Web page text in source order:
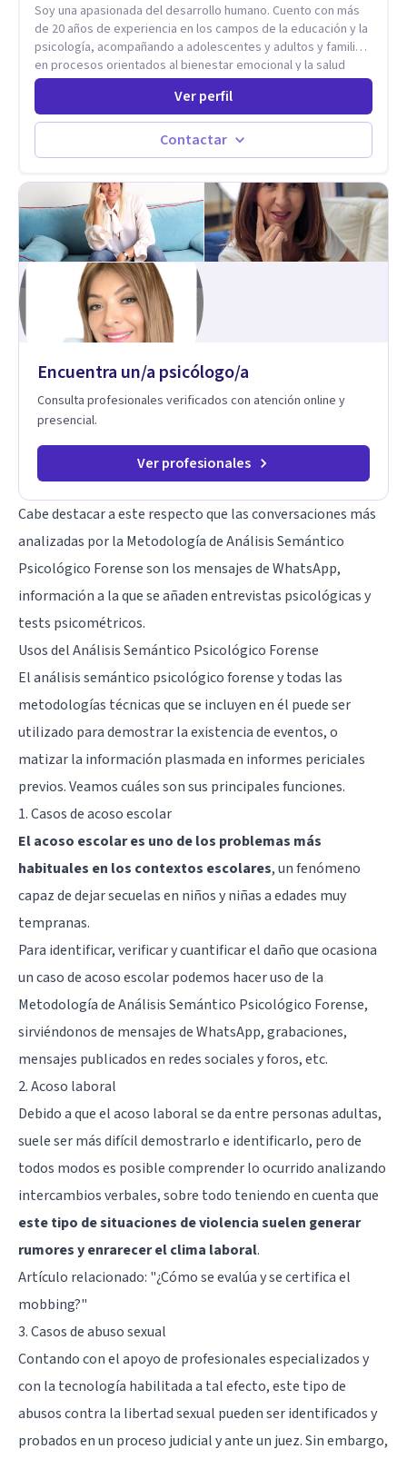
Soy una apasionada del desarrollo humano. Cuento con más
de 20 años de experiencia en los campos de la educación y la
psicología, acompañando a adolescentes y adultos y familias
en procesos orientados al bienestar emocional y la salud
mental. Mi visión es contribuir, a través de mi trabajo, a que
las personas accedan a una vida más digna, plena y con
sentido. Considero que esto es posible cuando
desarrollamos una mayor conciencia de nuestro mundo
interior y de la manera en que nuestras experiencias influyen
es ofrecer un espacio de acompañamiento en salud mental
basado en la comprensión, la compasión y el respeto por el
ritmo de cada persona. Integro conocimientos y herramientas
de la psicología con un enfoque informado en trauma para
ayudar a mis clientes a comprender sus conflictos internos,
fortalecer sus recursos personales, desarrollar nuevas
estrategias de afrontamiento y avanzar con mayor claridad,
resiliencia y bienestar. Creo profundamente en la
autoconciencia como un camino fundamental para la
auténtica y significativa.
Ver perfil
Contactar
Encuentra un/a psicólogo/a
Consulta profesionales verificados con atención online y
presencial.
Ver profesionales
Cabe destacar a este respecto que las conversaciones más
analizadas por la Metodología de Análisis Semántico
Psicológico Forense son los mensajes de WhatsApp,
información a la que se añaden entrevistas psicológicas y
tests psicométricos.
Usos del Análisis Semántico Psicológico Forense
El análisis semántico psicológico forense y todas las
metodologías técnicas que se incluyen en él puede ser
utilizado para demostrar la existencia de eventos, o
matizar la información plasmada en informes periciales
previos. Veamos cuáles son sus principales funciones.
1. Casos de acoso escolar
El acoso escolar es uno de los problemas más
habituales en los contextos escolares, un fenómeno
capaz de dejar secuelas en niños y niñas a edades muy
tempranas.
Para identificar, verificar y cuantificar el daño que ocasiona
un caso de acoso escolar podemos hacer uso de la
Metodología de Análisis Semántico Psicológico Forense,
sirviéndonos de mensajes de WhatsApp, grabaciones,
mensajes publicados en redes sociales y foros, etc.
2. Acoso laboral
Debido a que el acoso laboral se da entre personas adultas,
suele ser más difícil demostrarlo e identificarlo, pero de
todos modos es posible comprender lo ocurrido analizando
intercambios verbales, sobre todo teniendo en cuenta que
este tipo de situaciones de violencia suelen generar
rumores y enrarecer el clima laboral.
Artículo relacionado: "¿Cómo se evalúa y se certifica el
mobbing?"
3. Casos de abuso sexual
Contando con el apoyo de profesionales especializados y
con la tecnología habilitada a tal efecto, este tipo de
abusos contra la libertad sexual pueden ser identificados y
probados en un proceso judicial y ante un juez. Sin embargo,